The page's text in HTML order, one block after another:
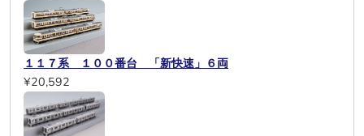
１１７系 １００番台 「新快速」６両
¥20,592